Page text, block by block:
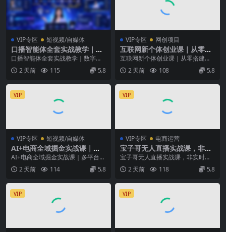
VIP专区 短视频/自媒体
口播智能体全套实战教学｜数
字人形象克隆、声音克隆、AI
视频生成、文案改写、软件配
置零基础落地课
口播智能体全套实战教学｜数字人
形象克隆、声音克隆、AI视频生
成、文案改写、软件配...
2 天前 115 5.8
VIP专区 网创项目
互联网新个体创业课｜从零搭
建低成本小生意，商业思维
+商业模式+流量实战+个人成
长全闭环教程
互联网新个体创业课｜从零搭建低
成本小生意，商业思维+商业模式
+流量实战+个人成长...
2 天前 108 5.8
VIP
VIP专区 短视频/自媒体
AI+电商全域掘金实战课｜多
平台无人电商玩法、AI工具落
地、供应链合规、全域变现闭
环全套教程
AI+电商全域掘金实战课｜多平台无
人电商玩法、AI工具落地、供应链
合规、全域变现...
2 天前 114 5.8
VIP
VIP专区 电商运营
宝子哥无人直播实战课，非实
时防风技术，聚焦抖音快手等
平台直播带货，轻松开启直播
变现之路(更新2026年08月06
宝子哥无人直播实战课，非实时防
风技术，聚焦抖音快手等平台直播
带货，轻松开启直播变...
2 天前 118 5.8
VIP VIP